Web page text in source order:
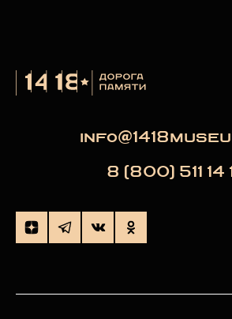
8 (800) 511 14